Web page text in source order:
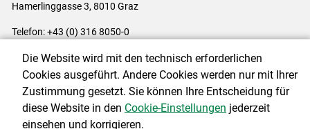
Hamerlinggasse 3, 8010 Graz
Telefon: +43 (0) 316 8050-0
Impressum|Kontakt|Datenschutzerklärung|Barrierefreiheit|
Cookie-Einstellungen
Die Website wird mit den technisch erforderlichen
Cookies ausgeführt. Andere Cookies werden nur mit Ihrer
Zustimmung gesetzt. Sie können Ihre Entscheidung für
diese Website in den Cookie-Einstellungen jederzeit
einsehen und korrigieren.